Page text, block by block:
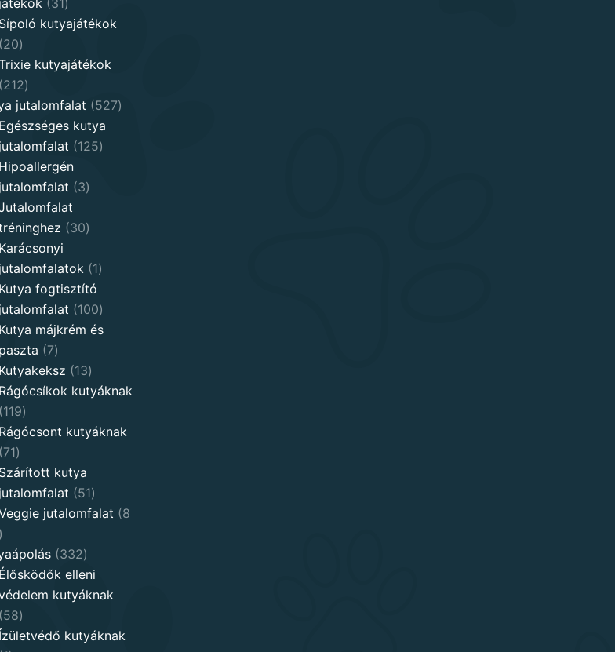
products
Sípoló kutyajátékok
2020
products
kutyajátékok
212212
products
jutalomfalat 527527
Egészséges kutya
jutalomfalat
125125
Hipoallergén
jutalomfalat
33
3030
Karácsonyi
jutalomfalatok
11
Kutya fogtisztító
jutalomfalat
100100
products
Kutya májkrém és
paszta
77
products
Kutyakeksz 1313
products
Rágócsíkok kutyáknak
119119
products
Rágócsont kutyáknak
7171
products
Szárított kutya
jutalomfalat
5151
products
jutalomfalat
8
8
332332
products
Élősködők elleni
kutyáknak
5858
products
Ízületvédő kutyáknak